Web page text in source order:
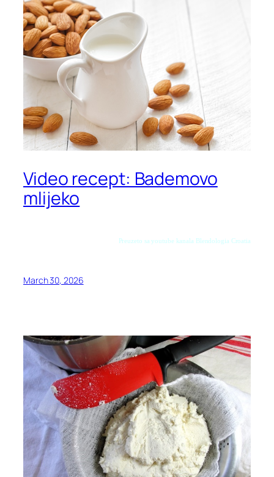
Video recept: Bademovo
mlijeko
Preuzeto sa youtube kanala Blendologia Croatia
March 30, 2026